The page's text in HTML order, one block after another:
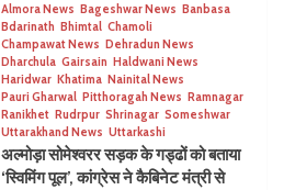
Almora News Bageshwar News Banbasa
Bdarinath Bhimtal Chamoli
Champawat News Dehradun News
Dharchula Gairsain Haldwani News
Haridwar Khatima Nainital News
Pauri Gharwal Pitthoragah News Ramnagar
Ranikhet Rudrpur Shrinagar Someshwar
Uttarakhand News Uttarkashi
अल्मोड़ा सोमेश्वरर सड़क के गड्ढों को बताया
‘स्विमिंग पूल’, कांग्रेस ने कैबिनेट मंत्री से